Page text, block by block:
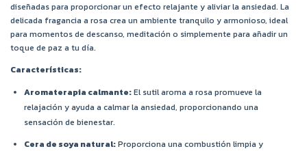
diseñadas para proporcionar un efecto relajante y aliviar la ansiedad. La
delicada fragancia a rosa crea un ambiente tranquilo y armonioso, ideal
para momentos de descanso, meditación o simplemente para añadir un
toque de paz a tu día.
Características:
Aromaterapia calmante:El sutil aroma a rosa promueve la
relajación y ayuda a calmar la ansiedad, proporcionando una
sensación de bienestar.
Cera de soya natural:Proporciona una combustión limpia y